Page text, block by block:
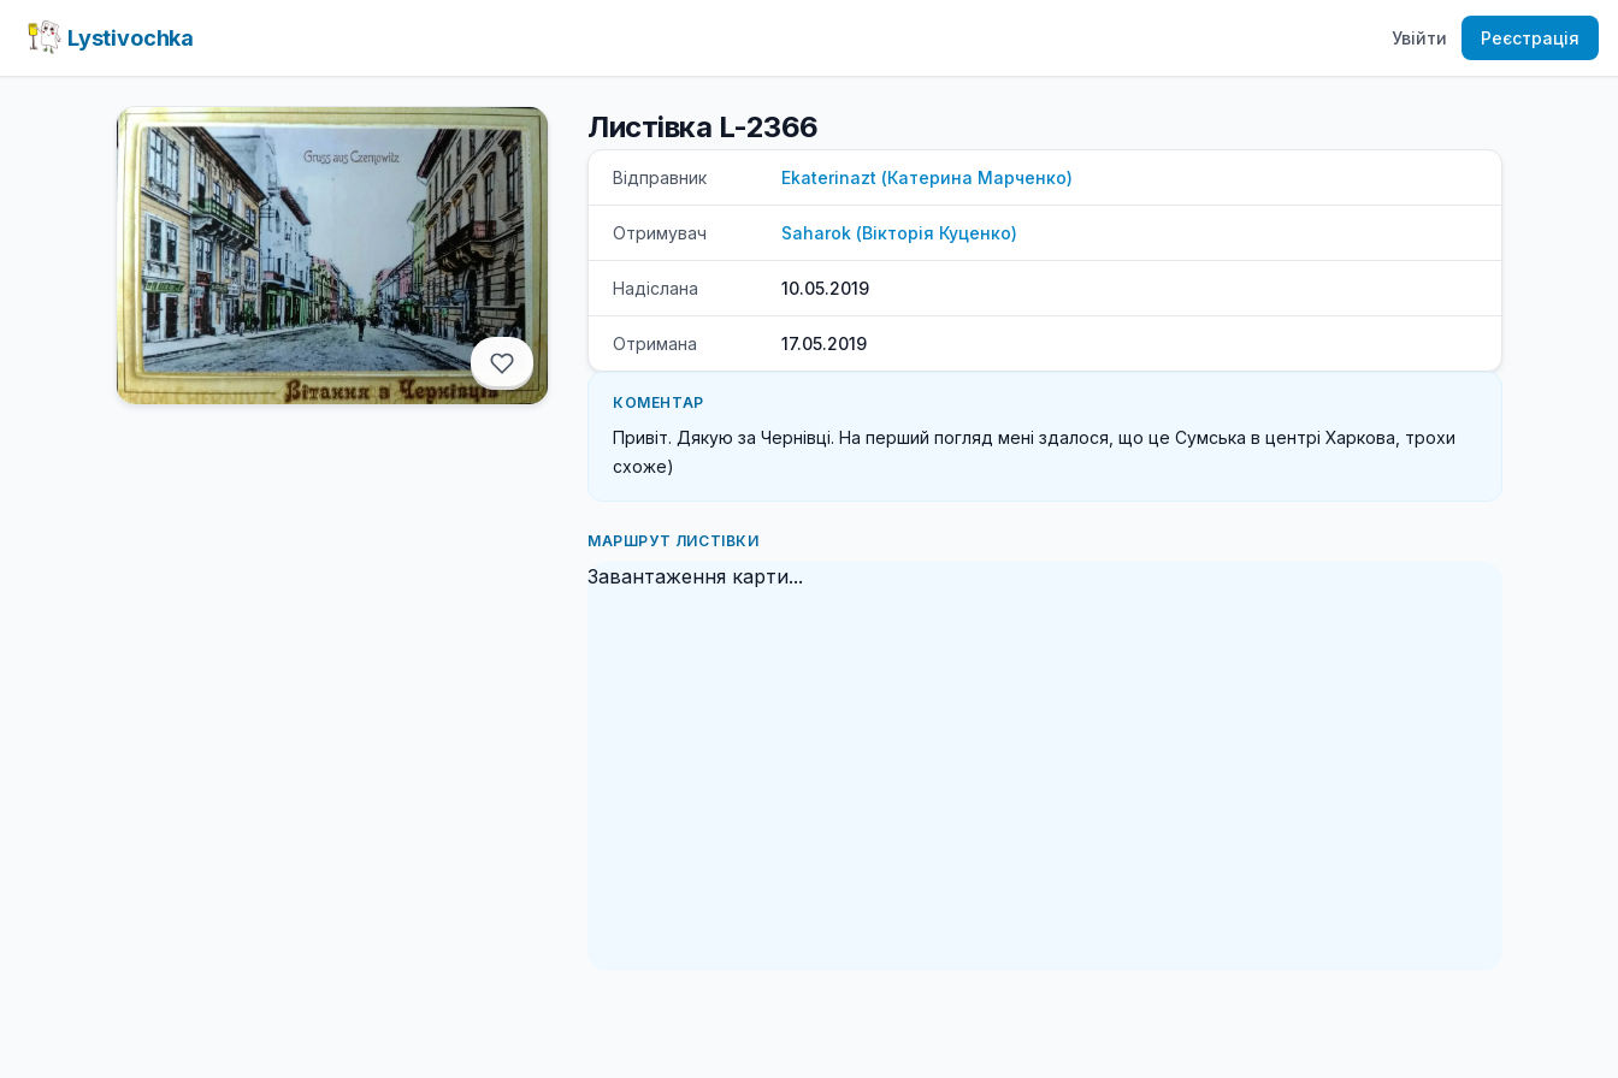
Lystivochka Увійти Реєстрація
Листівка L-2366
Відправник Ekaterinazt (Катерина Марченко)
Отримувач Saharok (Вікторія Куценко)
Надіслана 10.05.2019
Отримана 17.05.2019
КОМЕНТАР
Привіт. Дякую за Чернівці. На перший погляд мені здалося, що це Сумська в центрі Харкова, трохи
схоже)
МАРШРУТ ЛИСТІВКИ
Завантаження карти...